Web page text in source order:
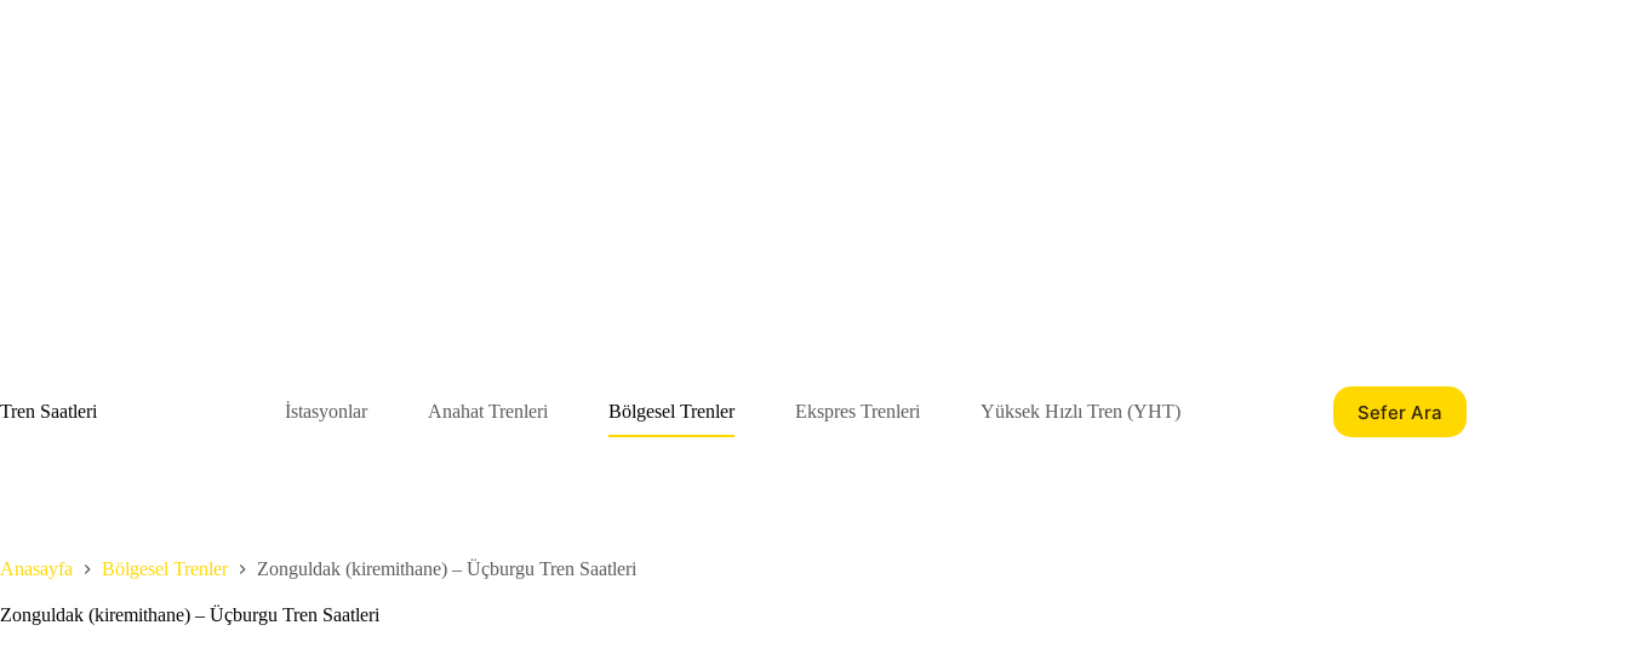
Tren Saatleri
İstasyonlar Anahat Trenleri Bölgesel Trenler Ekspres Trenleri Yüksek Hızlı Tren (YHT) Sefer Ara
Anasayfa Bölgesel Trenler Zonguldak (kiremithane) – Üçburgu Tren Saatleri
Zonguldak (kiremithane) – Üçburgu Tren Saatleri